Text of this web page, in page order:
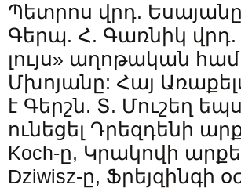
Պետրոս վրդ.
Գերպ. Հ. Գառնիկ
լույս» աղոթական
Մխոյանը: Հայ
է Գերշն. Տ. Մուշեղ
ունեցել Դրեզդենի
Koch-ը, Կրակովի
Dziwisz-ը, Ֆրեյզինգի